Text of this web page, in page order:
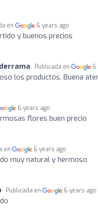
en 6 years ago
y buenos precios
Publicada en 6
los productos. Buena
6 years ago
flores buen precio
en 6 years ago
muy natural y hermoso
Publicada en 6 years ago